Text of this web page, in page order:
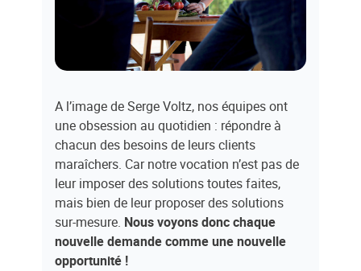
A l’image de SergeVoltz, nos équipes ont
une obsession au quotidien : répondre à
chacun des besoins de leurs clients
maraîchers. Car notre vocation n’est pas de
leur imposer des solutions toutes faites,
mais bien de leur proposer des solutions
sur-mesure. Nous voyons donc chaque
nouvelle demande comme une nouvelle
opportunité !